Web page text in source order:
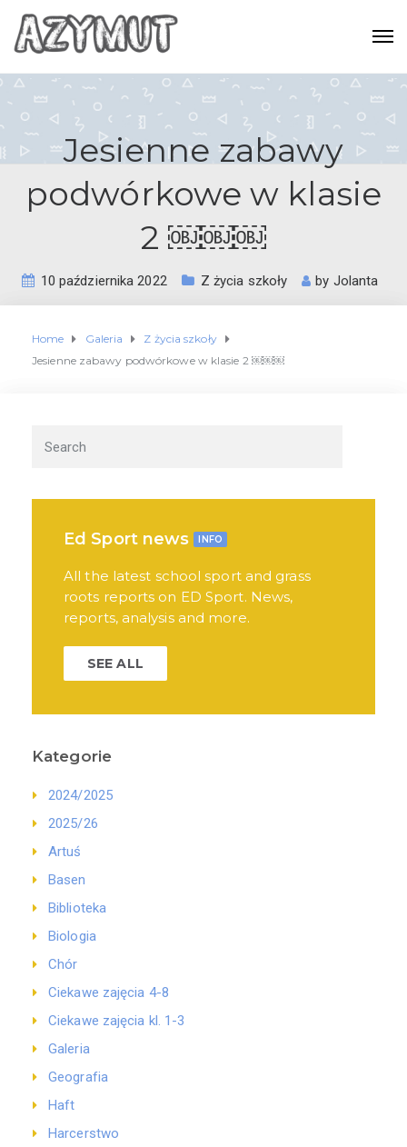
Jesienne zabawy
podwórkowe w klasie
2 ￼￼￼
10 października 2022 Z życia szkoły by Jolanta
Home Galeria
Z życia szkoły
Jesienne zabawy podwórkowe w klasie 2 ￼￼￼
Ed Sport news INFO
All the latest school sport and grass
roots reports on ED Sport. News,
reports, analysis and more.
SEE ALL
Kategorie
2024/2025
2025/26
Artuś
Basen
Biblioteka
Biologia
Chór
Ciekawe zajęcia 4-8
Ciekawe zajęcia kl. 1-3
Galeria
Geografia
Haft
Harcerstwo